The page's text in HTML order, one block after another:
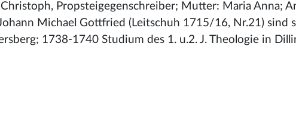
Propsteigegenschreiber; Mutter: Maria Anna;
Michael Gottfried (Leitschuh 1715/16, Nr.21) sind
1738-1740 Studium des 1. u.2. J. Theologie in